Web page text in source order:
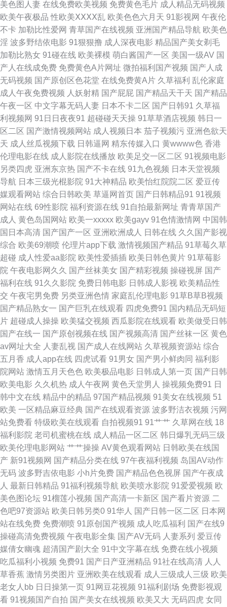
久精热精品 日本韩国操逼 日韩qv 无码三级日韩 先锋影院光棍影院 伊人大橡
胶 在线97视频 最新亚洲黄色网址 91热爆 91网站在线观看 www香蕉视频 国
产区123 久草成人看片 午夜福利a毛片 91成长人版网 97免费在线视频 狼友
激情综合 日本韩国A片 丝袜美尻人妻偷拍 91在线深夜 91视屏观看 亚洲欧洲
tv 91制片在线观看 精品AV国产 日本草逼 日韩无码av网站 日本人妻字幕 四
虎午夜影院 午夜激情影院 在线视频污 91叉叉 91色色小视频 草草影院免费
成人A级网站 第一导航福利国产 国产三级素人 美女强网址 欧美蜜桃熟妇性
爱 日本色播 日韩字幕在线观看 韩国啊v网址 阿v视频在线观看 色宅男宅女91
91一区视频 岛国大片无码 国产又打又黄 欧美变态一区 欧洲午夜福利片 亚洲
另类文学 亚洲特黄 午夜影院307 日韩毛毛片 日韩操B 日韩一级免费视频 大
香蕉福利导航 国产另类老女人 久久香蕉网 天天干天天操天天 五月亭av 91偷
拍字幕视频 超碰人妻97 五月丁香福利影院 www色图com 五月婷色色 超碰人
人超碰A 久久伊人视频 日逼精品 18视频黄app 国产视频欧美 日韩色网wy 影
音先锋97干 97av大香蕉 国产精品打炮自拍 蜜臀看片 深夜寂寞影院 97免费
超碰 第一导航 狠狠撸网址 伊人院大香蕉 九九自怕 欧美操逼1区 影音先锋鲁
鲁 91大香蕉伊人 国产精品第八页 久草福利视频蜜桃 91成人入口 精品挑选伊
人国产 亚洲成人系列 国产九区在线视频 久久精品国产视频 午夜草AV 91涩
情 www日本色色 另类激情综合 91日皮子 www97操 成人五月天色 狠狠操导
航 蜜桃91无需下载 人人超碰人人 涩涩五月天婷婷 香蕉综合免费 中文字幕内
射 91色涩 av热热 超碰在线导航 国产自25区 麻豆AV影院 人妖色色狼网站 五
月天伦理 精品3d动漫一区 欧美综合色 无码岛国色情 伊人俺去射 91露出视频
A片超碰 豆花成人视频 玖玖爱导航 人妻操操 日韩性交网址 午夜福利10
2026肏逼网 97无码视频 肏屄电影天堂 日韩人妻无码破解 成人淫移在线观看
老司机人人超碰 日韩av网址大全 午夜剧场成人18 91内射喷水 www91小视
美色图人妻 在线免费欧美视频 免费黄色毛片 成人精品无码视频
欧美午夜极品 性欧美ⅩⅩⅩⅩ乱 欧美色色六月天 91影视网 午夜伦
不卡 加勒比性爱网 青草国产在线视频 亚洲国产精品导航 欧美色
淫 波多野结依电影 91狠狠撸 成人深夜电影 精品国产美女剃毛
加勒比熟女 91碰在线 欧美裸模 萌白酱国产一区 美国一级AV 国
产人在线成免费 免费黄色A片网址 微拍福利国产视频 国产人成
无码视频 国产原创区色花堂 在线免费黄A片 久草福利 乱伦家庭
成人午夜免费视频 人妖射精 国产屁屁 国产精品天干天 国产精品
午夜一区 中文字幕无码人妻 日本不卡二区 国产日韩91 久草福
利视频网 91日日夜夜91 超碰碰天天操 91草草酒店视频 韩日一
区二区 国产激情视频网站 成人视频日本 茄子视频污 亚洲色欲天
天 成人丝瓜视频下载 日韩逼网 精东传媒入口 黄wwww色 香港
伦理电影在线 成人影院在线播放 欧美足交一区二区 91视频电影
另类四虎 亚洲东京热 国产不卡在线 91九色视频 日本天堂视频
导航 日本三级光棍影院 91大神精品 欧美怡红院院二区 爱豆传
媒观看网站 综合日韩欧美 草逼网首页 国产日韩精品91 91视频
网站在线 69性影院 福利资源在线 91自拍最新网址 青青草国产
成人 黄色岛国网站 欧美一xxxxx 欧美gayv 91色情激情网 中国韩
国日本高清 国产国产一区 亚洲欧洲成人 日韩在线 久久国产影视
综合 欧美69潮喷 伦理片app下载 激情视频国产精品 91草莓久草
超碰 成人性爱aa影院 欧美性爱插插 欧美日韩色黄片 91草莓影
院 午夜电影网久久 国产丝袜美女 国产精彩视频 操碰视屏 国产
福利在线 91久久影院 免费日韩电影 日韩成人影视 欧美精品性
交 午夜宅男免费 另类亚洲色情 家庭乱伦理电影 91草B草B视频
国产精品熟女一 国产巨乳在线观看 四虎免费91 国内精品无码短
片 超碰成人操操 欧美猛交视频 西瓜影院在线观看 欧美做受日韩
国产在线一 国产原创视频在线 国产视频高清 国产丝袜一区 黄色
av网址大全 人妻乱视 国产成人在线网站 久草视频资源站 综合
五月香 成人app在线 四虎试看 91男女 国产男小鲜肉同 福利影
院网站 激情五月天色色 欧美极品电影 日韩成人第一页 国产日韩
欧美电影 久久机热 成人午夜网 黄色天堂男人 操视频免费91 日
韩中文在线 精品中的精品 97国产精品视频 91美女在线视频 51
欧美 一区精品麻豆经典 国产在线观看资源 波多野洁衣视频 污网
站免费看 特级欧美在线观看 自拍视频91 91艹艹 久草网在线 18
福利影院 老司机蜜桃在线 成人精品一区二区 韩日爆乳无码三级
欧美伦理电影网站 艹艹操操 AV黄色观看网站 日韩欧美在线国
产 新91视频网 国产精品分类在线 97午夜福利视频 岛国AV动作
无码 波多野吉依电影 小h片免费 国产精品色色视屏 国产午夜成
人 最新日韩精品 91福利视频导航 欧美喷水影院 91爱爱视频 欧
美色图论坛 91榴莲小视频 国产高清一卡新区 国产看片资源 二
色吧97资源站 欧美日韩另类0 91华人 国产日韩一区二区 日本网
站在线免费 免费潮喷 91原创国产视频 成人吃瓜福利 国产在线9
操碰高清免费视频 午夜电影全集 国产AV无码 人妻系列 爱豆传
媒倩女幽魂 超清国产剧大全 91中文字幕在线 免费在线小视频
吃瓜福利小视频 免费91 国产日产亚洲精品 91社在线高清 人人
草香蕉 激情另类图片 亚洲欧美在线观看 成人三级成人三级 欧美
老女人bb 日日操第一页 91网豆花视频 91福利剧场 免费影视观
看 91视频国产自拍 国产美女在线视频 欧美又大 无码四虎 女同